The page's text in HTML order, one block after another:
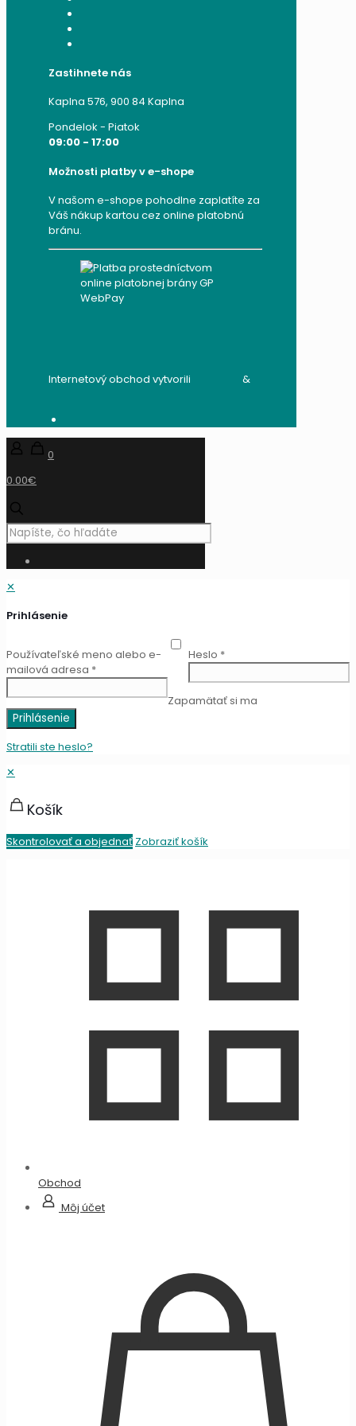
Zastihnete nás
Kaplna 576, 900 84 Kaplna
Pondelok - Piatok
09:00 - 17:00
Možnosti platby v e-shope
V našom e-shope pohodlne zaplatíte za
Váš nákup kartou cez online platobnú
bránu.
Internetový obchod vytvorili
&
0
0.00€
✕
Prihlásenie
Používateľské meno alebo e-
mailová adresa *
Heslo *
Zapamätať si ma
Prihlásenie
Stratili ste heslo?
✕
Košík
Skontrolovať a objednať Zobraziť košík
Obchod
Môj účet